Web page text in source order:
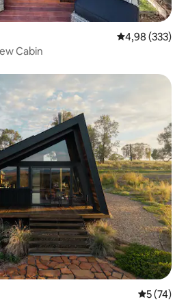
Średnia
4,98 (333)
Cabin
Wybór gości
Średnia
5 (74)